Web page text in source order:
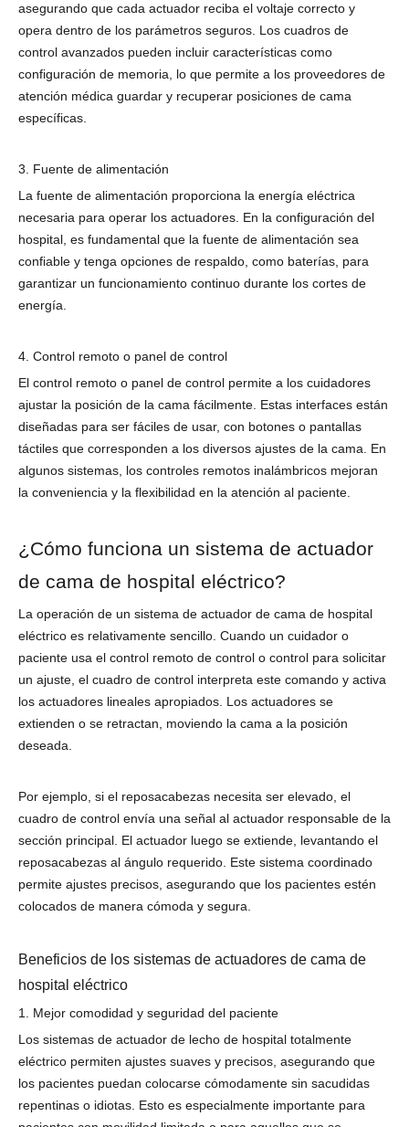
asegurando que cada actuador reciba el voltaje correcto y
opera dentro de los parámetros seguros. Los cuadros de
control avanzados pueden incluir características como
configuración de memoria, lo que permite a los proveedores de
atención médica guardar y recuperar posiciones de cama
específicas.
3. Fuente de alimentación
La fuente de alimentación proporciona la energía eléctrica
necesaria para operar los actuadores. En la configuración del
hospital, es fundamental que la fuente de alimentación sea
confiable y tenga opciones de respaldo, como baterías, para
garantizar un funcionamiento continuo durante los cortes de
energía.
4. Control remoto o panel de control
El control remoto o panel de control permite a los cuidadores
ajustar la posición de la cama fácilmente. Estas interfaces están
diseñadas para ser fáciles de usar, con botones o pantallas
táctiles que corresponden a los diversos ajustes de la cama. En
algunos sistemas, los controles remotos inalámbricos mejoran
la conveniencia y la flexibilidad en la atención al paciente.
¿Cómo funciona un sistema de actuador
de cama de hospital eléctrico?
La operación de un sistema de actuador de cama de hospital
eléctrico es relativamente sencillo. Cuando un cuidador o
paciente usa el control remoto de control o control para solicitar
un ajuste, el cuadro de control interpreta este comando y activa
los actuadores lineales apropiados. Los actuadores se
extienden o se retractan, moviendo la cama a la posición
deseada.
Por ejemplo, si el reposacabezas necesita ser elevado, el
cuadro de control envía una señal al actuador responsable de la
sección principal. El actuador luego se extiende, levantando el
reposacabezas al ángulo requerido. Este sistema coordinado
permite ajustes precisos, asegurando que los pacientes estén
colocados de manera cómoda y segura.
Beneficios de los sistemas de actuadores de cama de
hospital eléctrico
1. Mejor comodidad y seguridad del paciente
Los sistemas de actuador de lecho de hospital totalmente
eléctrico permiten ajustes suaves y precisos, asegurando que
los pacientes puedan colocarse cómodamente sin sacudidas
repentinas o idiotas. Esto es especialmente importante para